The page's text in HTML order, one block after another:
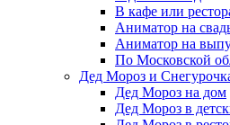
В кафе или
Аниматор на
Аниматор на
По Московской
Дед Мороз и
Дед Мороз на дом
Дед Мороз в